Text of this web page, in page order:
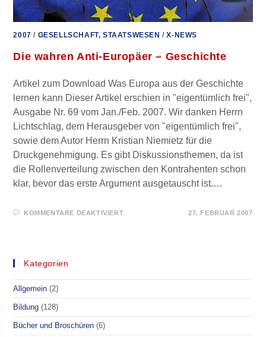
2007 / GESELLSCHAFT, STAATSWESEN /X-NEWS
Die wahren Anti-Europäer – Geschichte
Artikel zum Download Was Europa aus der Geschichte
lernen kann Dieser Artikel erschien in "eigentümlich frei",
Ausgabe Nr. 69 vom Jan./Feb. 2007. Wir danken Herrn
Lichtschlag, dem Herausgeber von "eigentümlich frei",
sowie dem Autor Herrn Kristian Niemietz für die
Druckgenehmigung. Es gibt Diskussionsthemen, da ist
die Rollenverteilung zwischen den Kontrahenten schon
klar, bevor das erste Argument ausgetauscht ist.…
KOMMENTARE DEAKTIVIERTFÜR
27. FEBRUAR 2007
Kategorien
Allgemein (2)
Bildung (128)
Bücher und Broschüren (6)